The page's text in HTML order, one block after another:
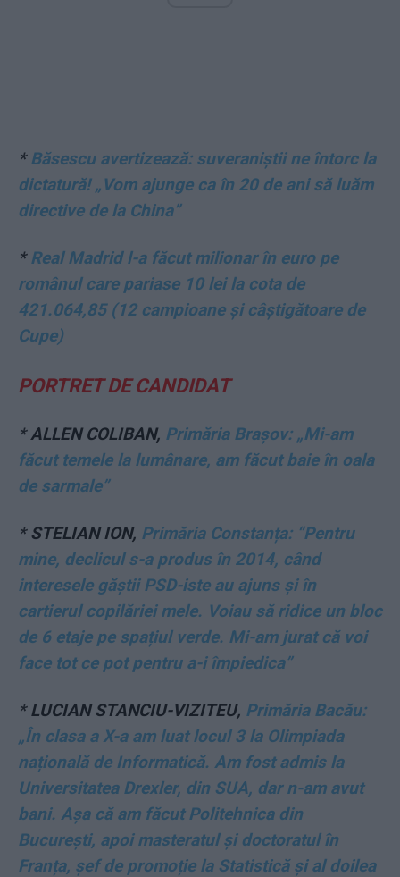
*Băsescu avertizează: suveraniștii ne întorc la
dictatură! „Vom ajunge ca în 20 de ani să luăm
directive de la China”
*Real Madrid l-a făcut milionar în euro pe
românul care pariase 10 lei la cota de
421.064,85 (12 campioane și câștigătoare de
Cupe)
PORTRET DE CANDIDAT
*ALLEN COLIBAN, Primăria Brașov: „Mi-am
făcut temele la lumânare, am făcut baie în oala
de sarmale”
*STELIAN ION, Primăria Constanța: “Pentru
mine, declicul s-a produs în 2014, când
interesele găștii PSD-iste au ajuns și în
cartierul copilăriei mele. Voiau să ridice un bloc
de 6 etaje pe spațiul verde. Mi-am jurat că voi
face tot ce pot pentru a-i împiedica”
*LUCIAN STANCIU-VIZITEU, Primăria Bacău:
„În clasa a X-a am luat locul 3 la Olimpiada
națională de Informatică. Am fost admis la
Universitatea Drexler, din SUA, dar n-am avut
bani. Așa că am făcut Politehnica din
București, apoi masteratul și doctoratul în
Franța, șef de promoție la Statistică și al doilea